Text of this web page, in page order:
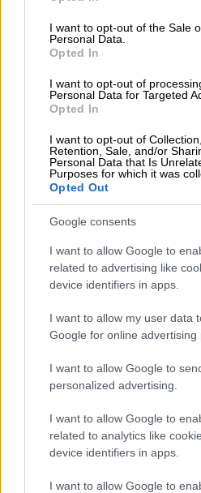
use your data for below specified
consent section.
I want to opt-out of the Sale
Personal Data.
Opted In
I want to opt-out of
Personal Data for Targeted
Opted In
I want to opt-out of
Retention, Sale, and/or
Personal Data that Is
Purposes for which it was
Opted Out
Google consents
I want to allow Google to
related to advertising like
device identifiers in apps.
I want to allow my user data
Google for online advertising
I want to allow Google to
personalized advertising.
I want to allow Google to
related to analytics like
device identifiers in apps.
I want to allow Google to
ΔΗΜΟΦΙΛΗ ΣΤΟ TAG
01 Πολιτική|
Ημαθία:
βουλευτική
ΑΠΟΣΠΑΣΜΑΤΑ...|